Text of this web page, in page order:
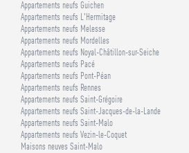
Appartements neufs Guichen
Appartements neufs L'Hermitage
Appartements neufs Melesse
Appartements neufs Mordelles
Appartements neufs Noyal-Châtillon-sur-Seiche
Appartements neufs Pacé
Appartements neufs Pont-Péan
Appartements neufs Rennes
Appartements neufs Saint-Grégoire
Appartements neufs Saint-Jacques-de-la-Lande
Appartements neufs Saint-Malo
Appartements neufs Vezin-le-Coquet
Maisons neuves Saint-Malo